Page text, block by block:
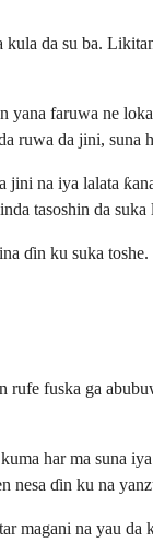
da su ba.
faruwa ne
ruwa da jini,
na iya lalata
tasoshin da
ku suka
fuska ga
har ma suna
ɗin ku na
magani na yau